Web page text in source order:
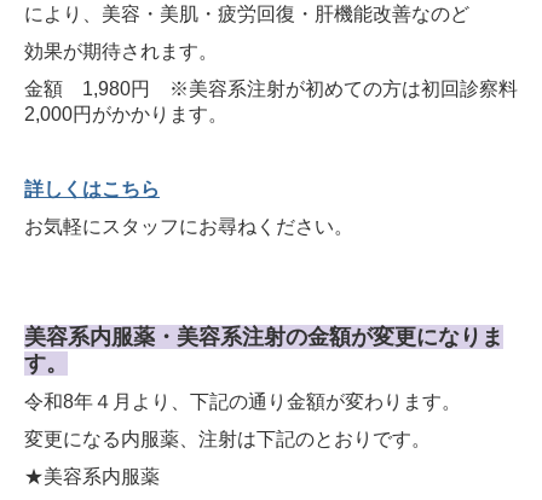
により、美容・美肌・疲労回復・肝機能改善なのど
効果が期待されます。
金額 1,980円 ※美容系注射が初めての方は初回診察料
2,000円がかかります。
詳しくはこちら
お気軽にスタッフにお尋ねください。
美容系内服薬・美容系注射の金額が変更になりま
す。
令和8年４月より、下記の通り金額が変わります。
変更になる内服薬、注射は下記のとおりです。
★美容系内服薬